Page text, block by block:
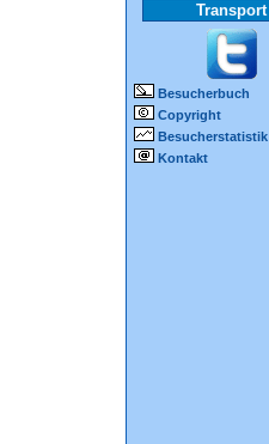
Transport
Besucherbuch
Copyright
Besucherstatistik
Kontakt